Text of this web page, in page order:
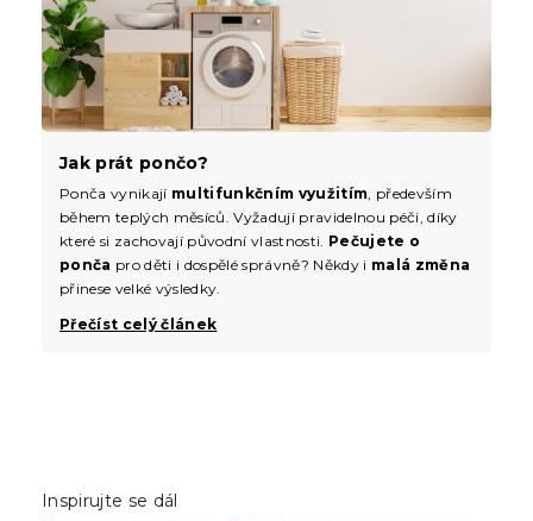
Jak prát pončo?
Ponča vynikají multifunkčním využitím, především
během teplých měsíců. Vyžadují pravidelnou péči, díky
které si zachovají původní vlastnosti. Pečujete o
ponča pro děti i dospělé správně? Někdy i malá změna
přinese velké výsledky.
Přečíst celý článek
Inspirujte se dál